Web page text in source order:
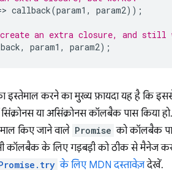
> callback(param1 , param2));
an extra closure, and still
, param1 , param2);
इस्तेमाल करने का मुख्य फ़ायदा यह है कि
या असिंक्रोनस कॉलबैक पास
किए जाने वाले Promise को कॉलबैक
कॉलबैक के लिए गड़बड़ी को ठीक से मैनेज
के लिए MDN दस्तावेज़देखें.